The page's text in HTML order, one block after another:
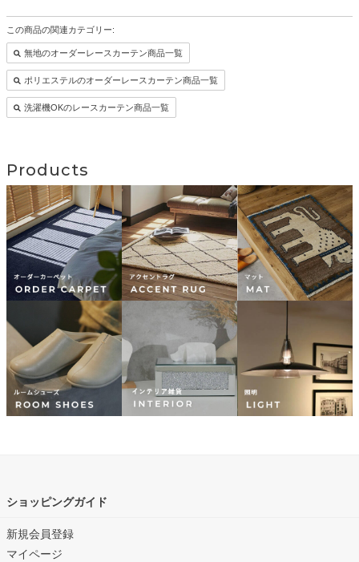
この商品の関連カテゴリー:
無地のオーダーレースカーテン商品一覧
ポリエステルのオーダーレースカーテン商品一覧
洗濯機OKのレースカーテン商品一覧
Products
ショッピングガイド
新規会員登録
マイページ